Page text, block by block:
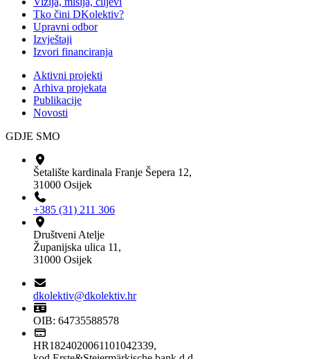
Tko čini DKolektiv?
Upravni odbor
Izvještaji
Izvori financiranja
Aktivni projekti
Arhiva projekata
Publikacije
Novosti
GDJE SMO
Šetalište kardinala Franje Šepera 12,
31000 Osijek
+385 (31) 211 306
Društveni Atelje
Županijska ulica 11,
31000 Osijek
dkolektiv@dkolektiv.hr
OIB: 64735588578
HR1824020061101042339,